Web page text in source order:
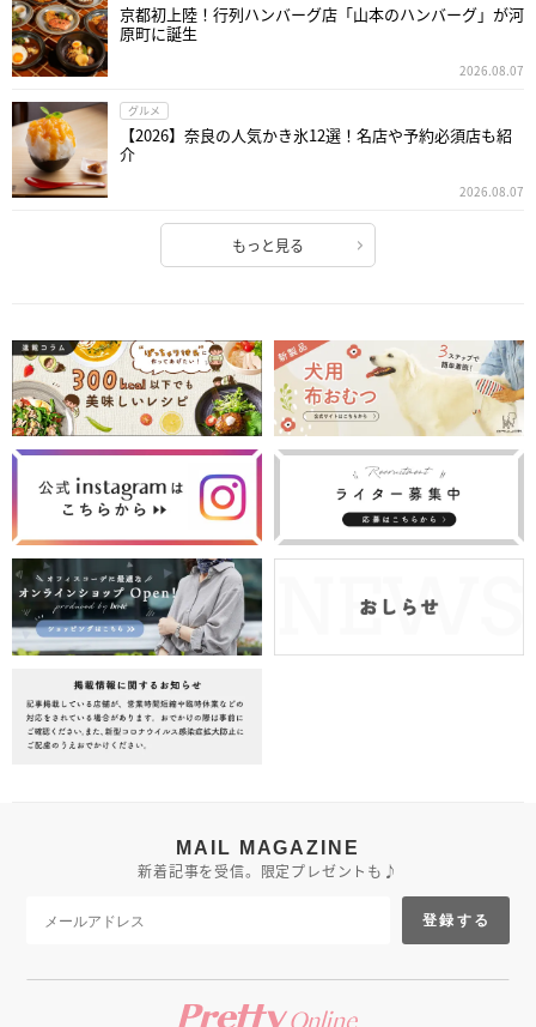
京都初上陸！行列ハンバーグ店「山本のハンバーグ」が河
原町に誕生
2026.08.07
グルメ
【2026】奈良の人気かき氷12選！名店や予約必須店も紹
介
2026.08.07
もっと見る
MAIL MAGAZINE
新着記事を受信。限定プレゼントも♪
登録する